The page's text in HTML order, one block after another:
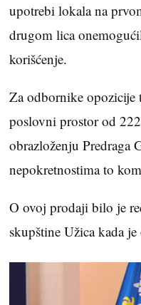
upotrebi lokala na
drugom lica
korišćenje.
Za odbornike
poslovni prostor od
obrazloženju Predraga
nepokretnostima to
O ovoj prodaji bilo je
skupštine Užica kada